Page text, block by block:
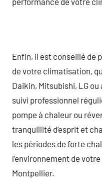
Enfin, il est conseillé de
de votre climatisation,
Daikin, Mitsubishi, LG ou
suivi professionnel
pompe à chaleur ou
tranquillité d’esprit et
les périodes de forte
l’environnement de
Montpellier.